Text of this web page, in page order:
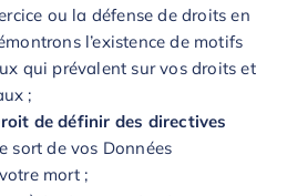
ou la défense de droits en
l’existence de motifs
qui prévalent sur vos droits et
;
de définir des directives
sort de vos Données
mort ;